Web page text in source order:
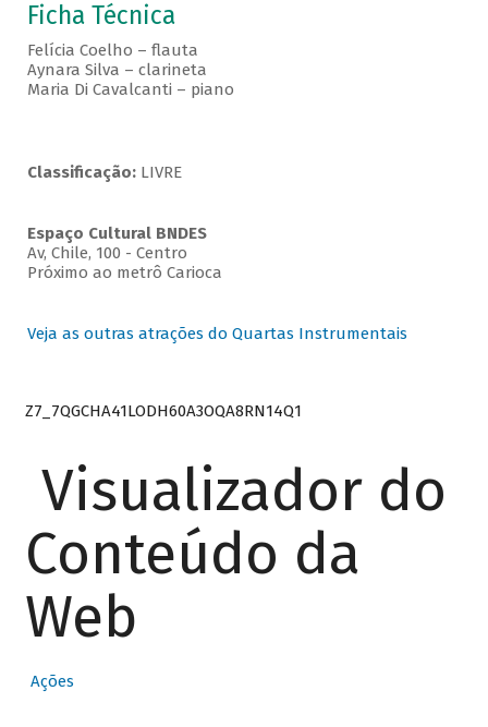
Ficha Técnica
Felícia Coelho – flauta
Aynara Silva – clarineta
Maria Di Cavalcanti – piano
Classificação: LIVRE
Espaço Cultural BNDES
Av, Chile, 100 - Centro
Próximo ao metrô Carioca
Veja as outras atrações do Quartas Instrumentais
Z7_7QGCHA41LODH60A3OQA8RN14Q1
Visualizador do
Conteúdo da
Web
Ações